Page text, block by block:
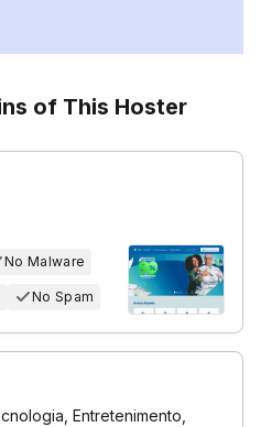
of This Hoster
No Malware
No Spam
Entretenimento,